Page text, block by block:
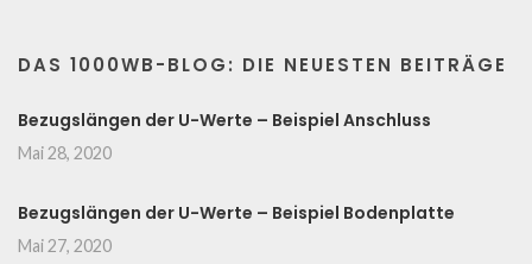
DAS 1000WB-BLOG: DIE NEUESTEN BEITRÄGE
Bezugslängen der U-Werte – Beispiel Anschluss
Mai 28, 2020
Bezugslängen der U-Werte – Beispiel Bodenplatte
Mai 27, 2020